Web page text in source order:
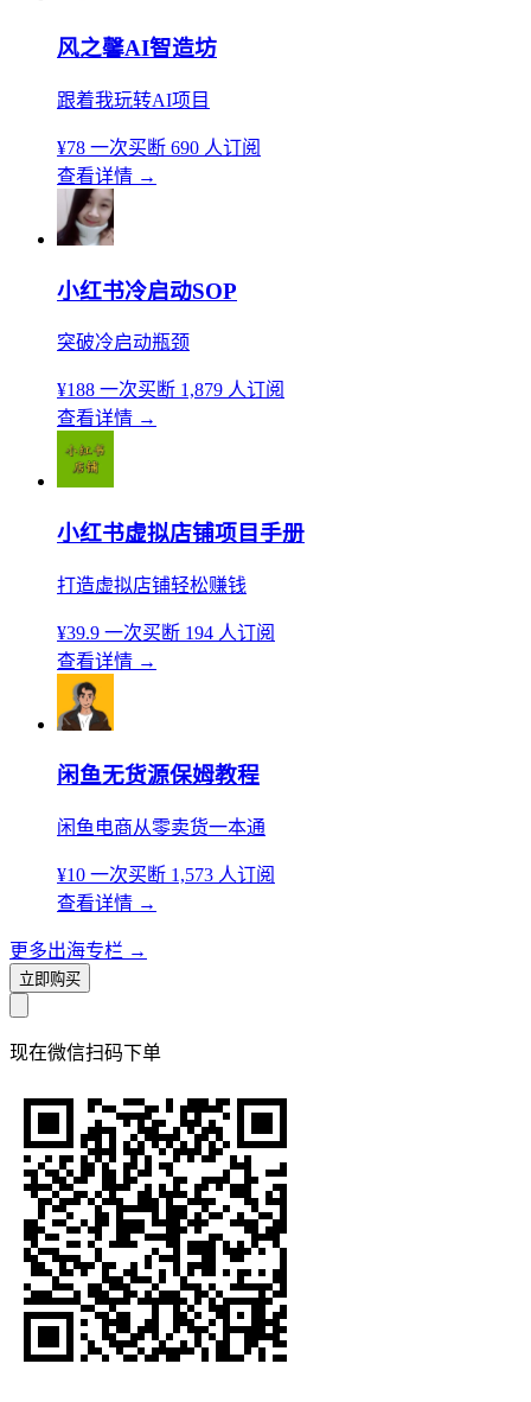
风之馨AI智造坊
跟着我玩转AI项目
¥78 一次买断 690 人订阅
查看详情 →
小红书冷启动SOP
突破冷启动瓶颈
¥188 一次买断 1,879 人订阅
查看详情 →
小红书虚拟店铺项目手册
打造虚拟店铺轻松赚钱
¥39.9 一次买断 194 人订阅
查看详情 →
闲鱼无货源保姆教程
闲鱼电商从零卖货一本通
¥10 一次买断 1,573 人订阅
查看详情 →
更多出海专栏 →
立即购买
现在微信扫码下单